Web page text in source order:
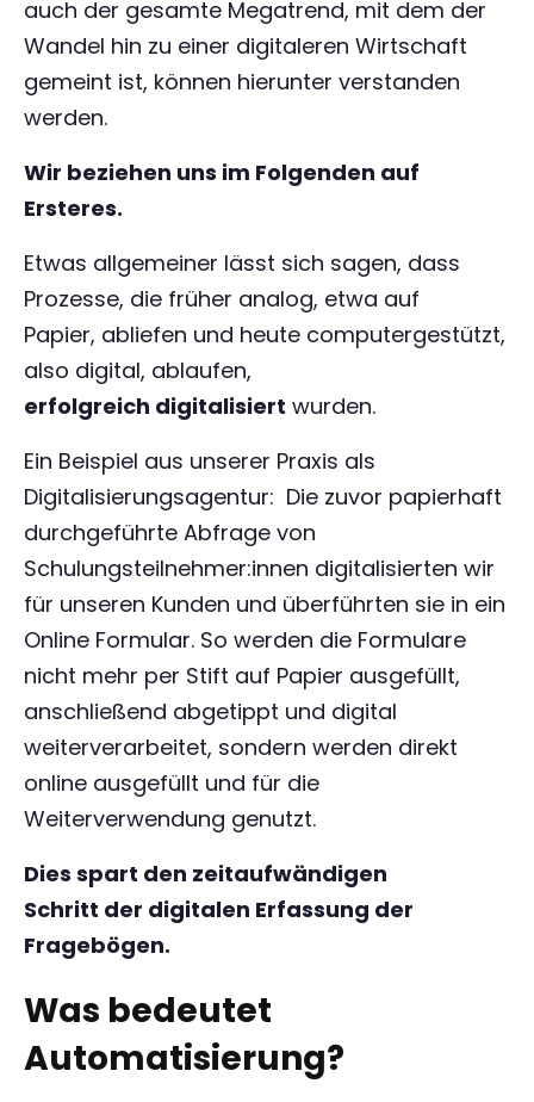
auch der gesamte Megatrend, mit dem der
Wandel hin zu einer digitaleren Wirtschaft
gemeint ist, können hierunter verstanden
werden.
Wir beziehen uns im Folgenden auf
Ersteres.
Etwas allgemeiner lässt sich sagen, dass
Prozesse, die früher analog, etwa auf
Papier, abliefen und heute computergestützt,
also digital, ablaufen,
erfolgreich digitalisiert wurden.
Ein Beispiel aus unserer Praxis als
Digitalisierungsagentur: Die zuvor papierhaft
durchgeführte Abfrage von
Schulungsteilnehmer:innen digitalisierten wir
für unseren Kunden und überführten sie in ein
Online Formular. So werden die Formulare
nicht mehr per Stift auf Papier ausgefüllt,
anschließend abgetippt und digital
weiterverarbeitet, sondern werden direkt
online ausgefüllt und für die
Weiterverwendung genutzt.
Dies spart den zeitaufwändigen
Schritt der digitalen Erfassung der
Fragebögen.
Was bedeutet
Automatisierung?